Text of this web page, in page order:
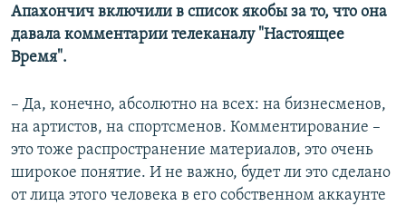
Апахончич включили в список якобы за то, что она
давала комментарии телеканалу "Настоящее
Время".
– Да, конечно, абсолютно на всех: на бизнесменов,
на артистов, на спортсменов. Комментирование –
это тоже распространение материалов, это очень
широкое понятие. И не важно, будет ли это сделано
от лица этого человека в его собственном аккаунте